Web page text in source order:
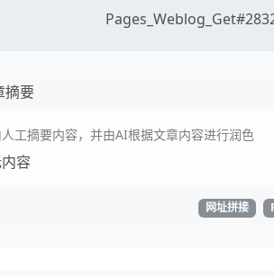
摘要
工摘要内容，并由AI根据文章内容进行润色
容
网址拼接